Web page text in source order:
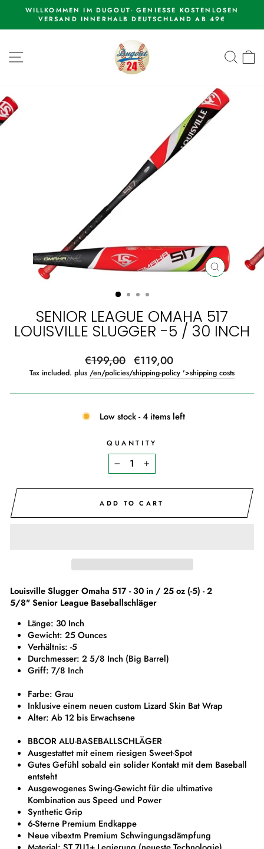
content
Pause
WILLKOMMEN IM DUGOUT- GENIESSE KOSTENLOSEN
VERSAND INNERHALB DEUTSCHLAND AB 49€
CLOSE
SENIOR LEAGUE OMAHA 517
LOUISVILLE SLUGGER -5 / 30 INCH
Regular
price
€199,00
Sale
price
€119,00
Tax included. plus /en/policies/shipping-policy '>shipping costs
Low stock - 4 items left
QUANTITY
− +
ADD TO CART
Louisville Slugger Omaha 517 - 30 in / 25 oz (-5) - 2
5/8" Senior League Baseballschläger
Länge: 30 Inch
Gewicht: 25 Ounces
Verhältnis: -5
Durchmesser: 2 5/8 Inch (Big Barrel)
Griff: 7/8 Inch
Farbe: Grau
Inklusive einem neuen custom Lizard Skin Bat Wrap
Alter: Ab 12 bis Erwachsene
BBCOR ALU-BASEBALLSCHLÄGER
Ausgestattet mit einem riesigen Sweet-Spot
Gutes Gefühl sobald ein solider Kontakt mit dem Baseball
entsteht
Ausgewogenes Swing-Gewicht für die ultimative
Kombination aus Speed und Power
Synthetic Grip
6-Sterne Premium Endkappe
Neue vibextm Premium Schwingungsdämpfung